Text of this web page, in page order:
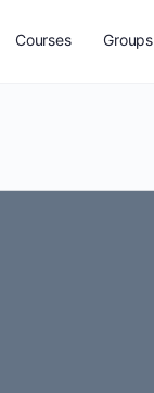
Courses Groups